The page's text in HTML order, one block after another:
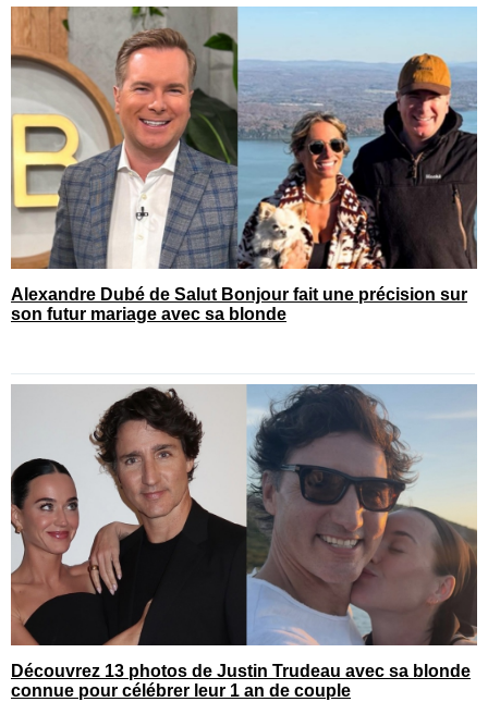
Alexandre Dubé de Salut Bonjour fait une précision sur
son futur mariage avec sa blonde
Découvrez 13 photos de Justin Trudeau avec sa blonde
connue pour célébrer leur 1 an de couple